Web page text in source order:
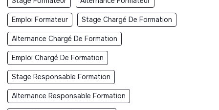
Emploi Formateur Stage Chargé De Formation
Alternance Chargé De Formation
Emploi Chargé De Formation
Stage Responsable Formation
Alternance Responsable Formation